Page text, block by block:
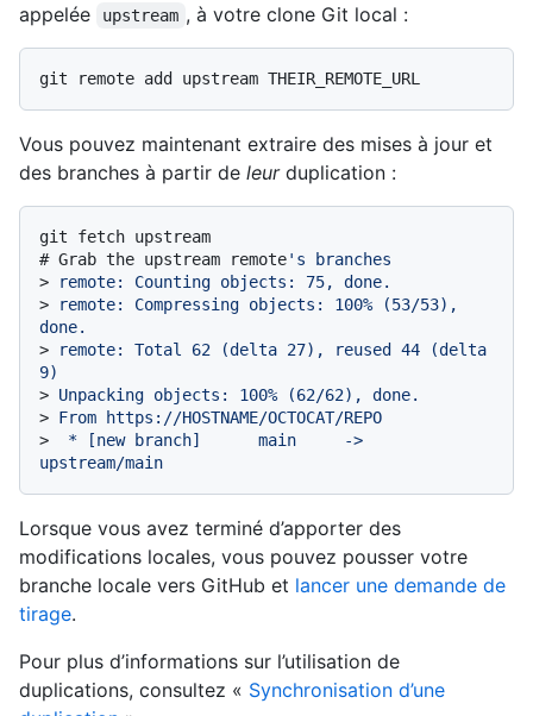
appelée
upstream , à votre clone Git local :
Vous pouvez maintenant extraire des mises à jour et
des branches à partir de leurduplication :
# Grab the upstream remote's branches
>
remote: Counting objects: 75, done.
>
remote: Compressing objects: 100% (53/53),
done.
>
remote: Total 62 (delta 27), reused 44 (delta
9)
> Unpacking objects: 100% (62/62), done.
> From https://HOSTNAME/OCTOCAT/REPO
>
* [new branch]      main     ->
upstream/main
Lorsque vous avez terminé d’apporter des
modifications locales, vous pouvez pousser votre
branche locale vers GitHub et lancer une demande de
tirage.
Pour plus d’informations sur l’utilisation de
duplications, consultez « Synchronisation d’une